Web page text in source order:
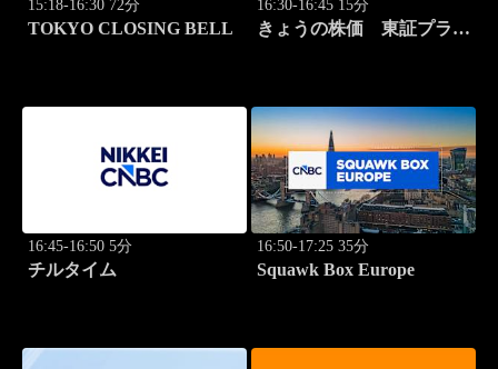
15:18-16:30 72分
TOKYO CLOSING BELL
16:30-16:45 15分
きょうの株価 東証プライ
16:45-16:50 5分
チルタイム
16:50-17:25 35分
Squawk Box Europe